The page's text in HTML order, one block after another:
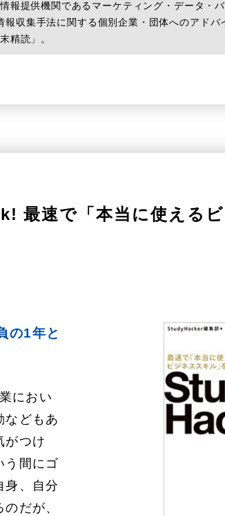
報提供機関であるマーケティング・データ・
報収集手法に関する個別企業・団体へのアド
精読」。
最速で「本当に使える
の1年と
におい
などもあ
がつけ
う間にゴ
身、自分
だが、